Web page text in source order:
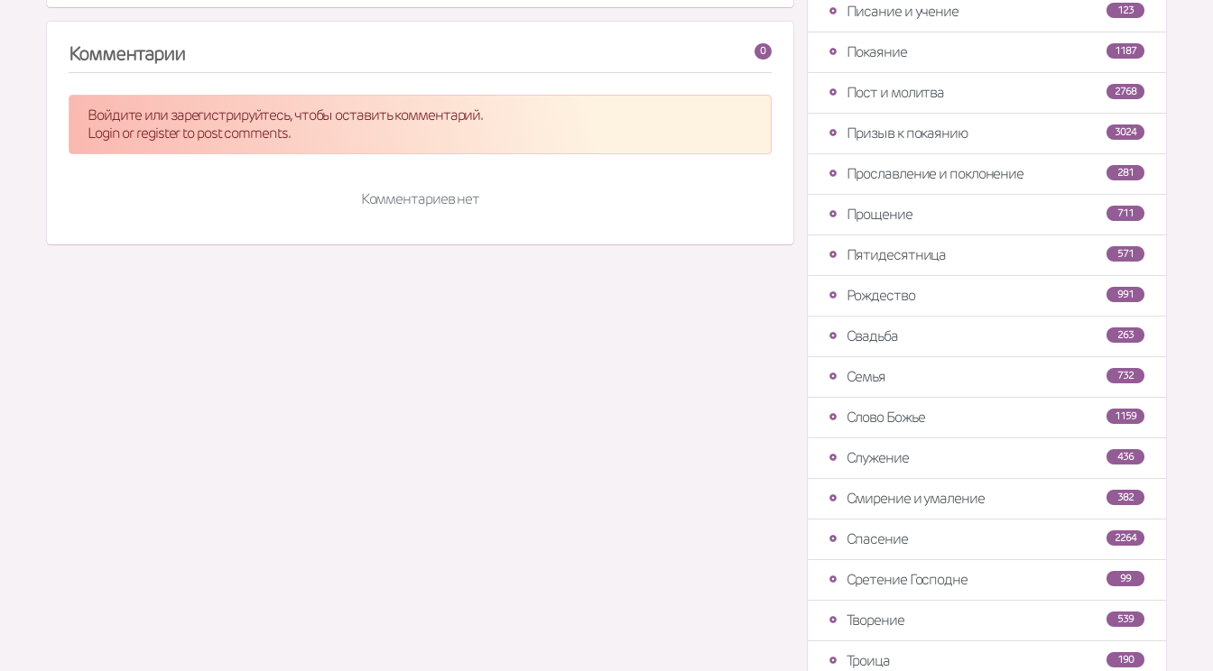
0
Комментарии
Войдите или зарегистрируйтесь, чтобы оставить комментарий.
Login or register to post comments.
Комментариев нет
123
Писание и учение
1187
Покаяние
2768
Пост и молитва
3024
Призыв к покаянию
281
Прославление и поклонение
711
Прощение
571
Пятидесятница
991
Рождество
263
Свадьба
732
Семья
1159
Слово Божье
436
Служение
382
Смирение и умаление
2264
Спасение
99
Сретение Господне
539
Творение
190
Троица